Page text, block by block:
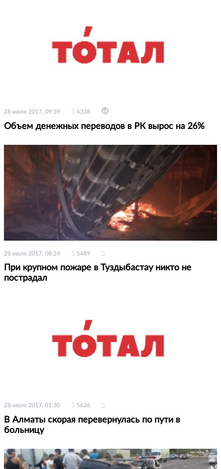
28 июля 2017, 09:39 4338
Объем денежных переводов в РК вырос на 26%
28 июля 2017, 08:24 5489
При крупном пожаре в Туздыбастау никто не
пострадал
28 июля 2017, 01:30 5636
В Алматы скорая перевернулась по пути в
больницу